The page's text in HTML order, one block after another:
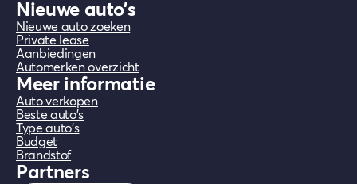
Nieuwe auto's
Nieuwe auto zoeken
Private lease
Aanbiedingen
Automerken overzicht
Meer informatie
Auto verkopen
Beste auto's
Type auto's
Budget
Brandstof
Partners